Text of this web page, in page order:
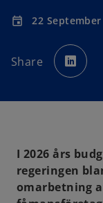
event 22 September
Share p
e
b
I 2026 års
regeringen
omarbetning